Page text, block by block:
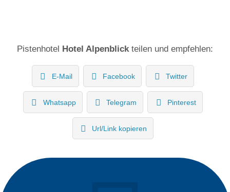
Pistenhotel Hotel Alpenblickteilen und empfehlen:
E-Mail Facebook Twitter
Whatsapp Telegram Pinterest
Url/Link kopieren